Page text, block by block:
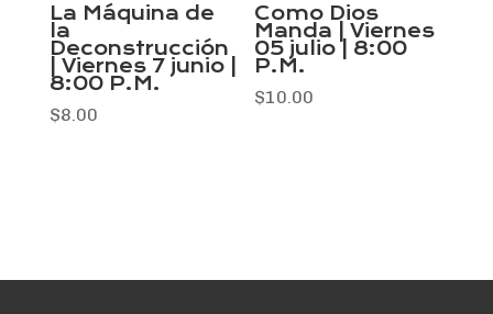
La Máquina de
la
Deconstrucción
| Viernes 7 junio |
8:00 P.M.
$8.00
Como Dios
Manda | Viernes
05 julio | 8:00
P.M.
$10.00